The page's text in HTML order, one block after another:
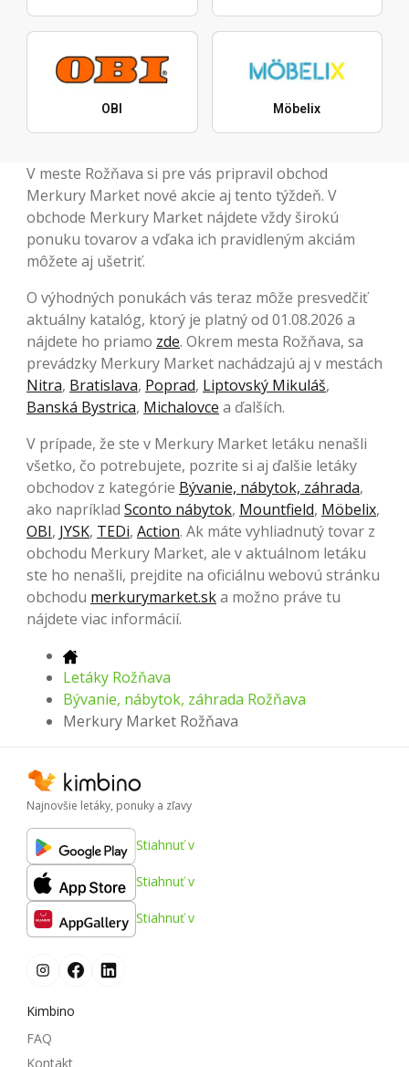
OBI Möbelix
V meste Rožňava si pre vás pripravil obchod
Merkury Market nové akcie aj tento týždeň. V
obchode Merkury Market nájdete vždy širokú
ponuku tovarov a vďaka ich pravidleným akciám
môžete aj ušetriť.
O výhodných ponukách vás teraz môže presvedčiť
aktuálny katalóg, ktorý je platný od 01.08.2026 a
nájdete ho priamo zde. Okrem mesta Rožňava, sa
prevádzky Merkury Market nachádzajú aj v mestách
Nitra, Bratislava, Poprad, Liptovský Mikuláš,
Banská Bystrica, Michalovce a ďalších.
V prípade, že ste v Merkury Market letáku nenašli
všetko, čo potrebujete, pozrite si aj ďalšie letáky
obchodov z kategórie Bývanie, nábytok, záhrada,
ako napríklad Sconto nábytok, Mountfield, Möbelix,
OBI, JYSK, TEDi, Action. Ak máte vyhliadnutý tovar z
obchodu Merkury Market, ale v aktuálnom letáku
ste ho nenašli, prejdite na oficiálnu webovú stránku
obchodu merkurymarket.ska možno práve tu
nájdete viac informácií.
Letáky Rožňava
Bývanie, nábytok, záhrada Rožňava
Merkury Market Rožňava
Najnovšie letáky, ponuky a zľavy
Stiahnuť v
Stiahnuť v
Stiahnuť v
Kimbino
FAQ
Kontakt